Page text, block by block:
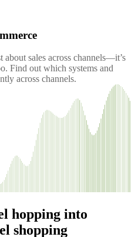
about sales across channels—it’s
Find out which systems and
across channels.
hopping into
shopping